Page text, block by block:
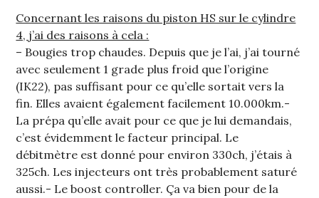
Concernant les raisons du piston HS sur le cylindre
4, j’ai des raisons à cela :
– Bougies trop chaudes. Depuis que je l’ai, j’ai tourné
avec seulement 1 grade plus froid que l’origine
(IK22), pas suffisant pour ce qu’elle sortait vers la
fin. Elles avaient également facilement 10.000km.-
La prépa qu’elle avait pour ce que je lui demandais,
c’est évidemment le facteur principal. Le
débitmètre est donné pour environ 330ch, j’étais à
325ch. Les injecteurs ont très probablement saturé
aussi.- Le boost controller. Ça va bien pour de la